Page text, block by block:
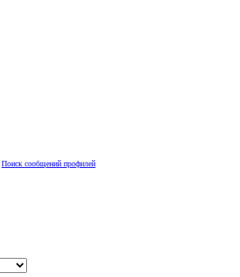
Поиск сообщений профилей